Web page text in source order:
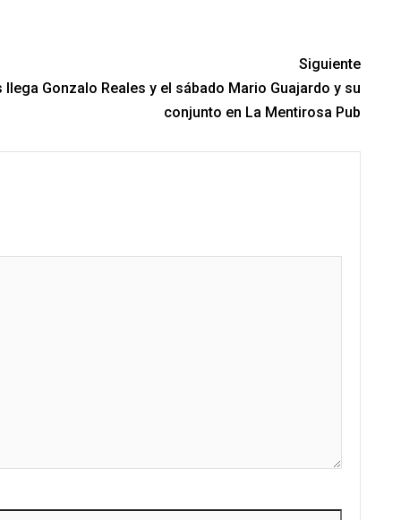
Siguiente
llega Gonzalo Reales y el sábado Mario Guajardo y su
conjunto en La Mentirosa Pub